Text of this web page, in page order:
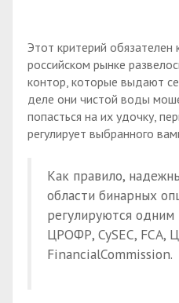
Этот критерий обязателен
российском рынке
контор, которые выдают
деле они чистой воды
попасться на их удочку,
регулирует выбранного
Как правило,
области бинарных
регулируются одним
ЦРОФР, CySEC, FCA,
FinancialCommission.